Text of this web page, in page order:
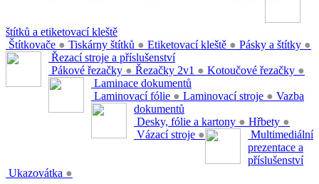
štítků a etiketovací kleště
Štítkovače ● Tiskárny štítků ● Etiketovací kleště ● Pásky a štítky ●
Řezací stroje a příslušenství
Pákové řezačky ● Řezačky 2v1 ● Kotoučové řezačky ●
Laminace dokumentů
Laminovací fólie ● Laminovací stroje ● Vazba
dokumentů
Desky, fólie a kartony ● Hřbety ●
Vázací stroje ●
Multimediální
prezentace a
příslušenství
Ukazovátka ●